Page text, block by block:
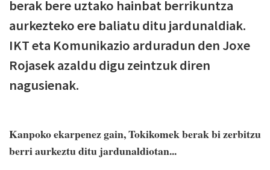
berak bere uztako hainbat berrikuntza
aurkezteko ere baliatu ditu jardunaldiak.
IKT eta Komunikazio arduradun den Joxe
Rojasek azaldu digu zeintzuk diren
nagusienak.
Kanpoko ekarpenez gain, Tokikomek berak bi zerbitzu
berri aurkeztu ditu jardunaldiotan...